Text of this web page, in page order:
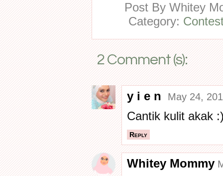
Post By Whitey
Category:
2 Comment (s):
y i e n May 24,
Cantik kulit akak
Reply
Whitey Mommy